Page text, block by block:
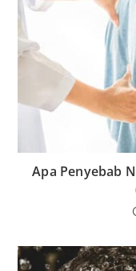
Apa Penyebab